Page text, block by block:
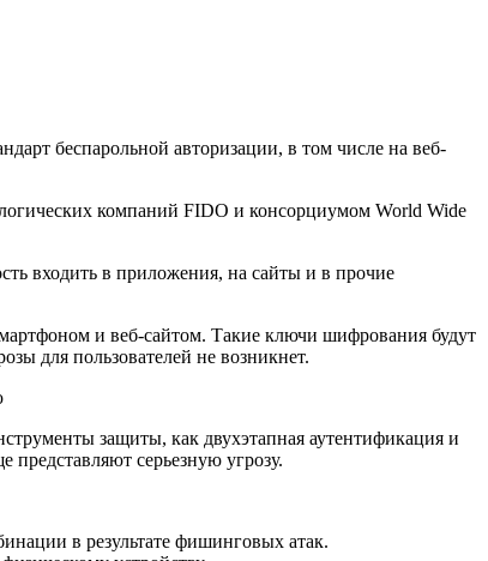
беспарольной авторизации, в том числе на веб-
компаний FIDO и консорциумом World Wide
входить в приложения, на сайты и в прочие
и веб-сайтом. Такие ключи шифрования будут
для пользователей не возникнет.
защиты, как двухэтапная аутентификация и
серьезную угрозу.
в результате фишинговых атак.